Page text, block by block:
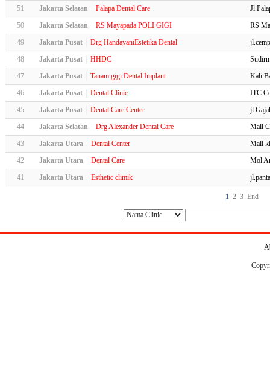
51
Jakarta Selatan Palapa Dental Care
50
Jakarta Selatan RS Mayapada POLI GIGI
RS
49
Jakarta Pusat Drg HandayaniEstetika Dental
48
Jakarta Pusat HHDC
47
Jakarta Pusat Tanam gigi Dental Implant
Kali
46
Jakarta Pusat Dental Clinic
ITC
45
Jakarta Pusat Dental Care Center
44
Jakarta Selatan Drg Alexander Dental Care
Mall
43
Jakarta Utara Dental Center
Mall
42
Jakarta Utara Dental Care
Mol
41
Jakarta Utara Esthetic climik
1 2 3 End